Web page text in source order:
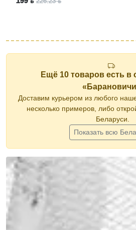
Ещё 10 товаров есть в
Доставим курьером из любого
несколько примеров, либо
Беларуси.
Показать всю